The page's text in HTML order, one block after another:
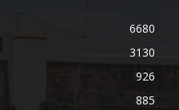
6680
3130
926
885